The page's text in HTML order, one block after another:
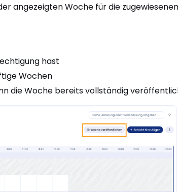
angezeigten Woche für die
hast
Wochen
die Woche bereits vollständig